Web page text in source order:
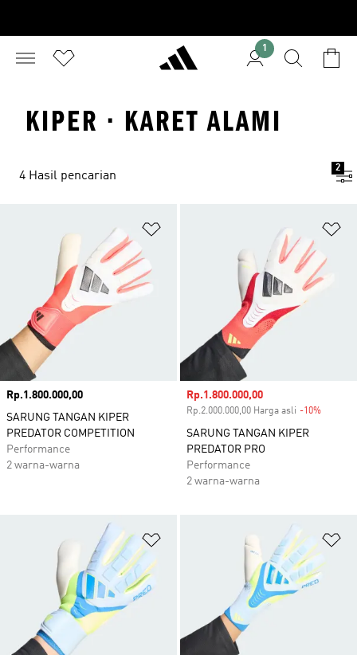
1
KIPER · KARET ALAMI
4 Hasil pencarian
2
Harga
Rp.1.800.000,00
SARUNG TANGAN KIPER
PREDATOR COMPETITION
Performance
2 warna-warna
Harga penjualan
Rp.1.800.000,00
Rp.2.000.000,00 Harga asli -10%
SARUNG TANGAN KIPER
PREDATOR PRO
Performance
2 warna-warna
Tambahkan ke Wishlist